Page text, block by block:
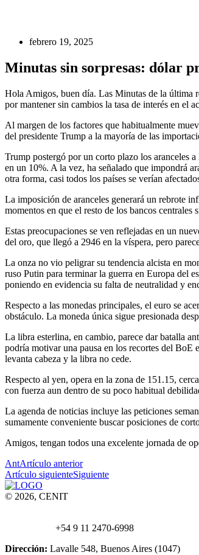
febrero 19, 2025
Minutas sin sorpresas: dólar
Hola Amigos, buen día. Las Minutas de la última
por mantener sin cambios la tasa de interés en el
Al margen de los factores que habitualmente
del presidente Trump a la mayoría de las
Trump postergó por un corto plazo los aranceles
en un 10%. A la vez, ha señalado que impondrá
otra forma, casi todos los países se verían
La imposición de aranceles generará un rebrote
momentos en que el resto de los bancos centrales
Estas preocupaciones se ven reflejadas en un
del oro, que llegó a 2946 en la víspera, pero
La onza no vio peligrar su tendencia alcista en
ruso Putin para terminar la guerra en Europa del
poniendo en evidencia su falta de neutralidad y
Respecto a las monedas principales, el euro se
obstáculo. La moneda única sigue presionada
La libra esterlina, en cambio, parece dar batalla
podría motivar una pausa en los recortes del
levanta cabeza y la libra no cede.
Respecto al yen, opera en la zona de 151.15,
con fuerza aun dentro de su poco habitual
La agenda de noticias incluye las peticiones
sumamente conveniente buscar posiciones de
Amigos, tengan todos una excelente jornada de
AntArtículo anterior
Artículo siguienteSiguiente
© 2026, CENIT
+54 9 11 2470-6998
Dirección: Lavalle 548, Buenos Aires (1047)